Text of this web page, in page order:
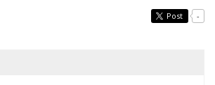
Post -